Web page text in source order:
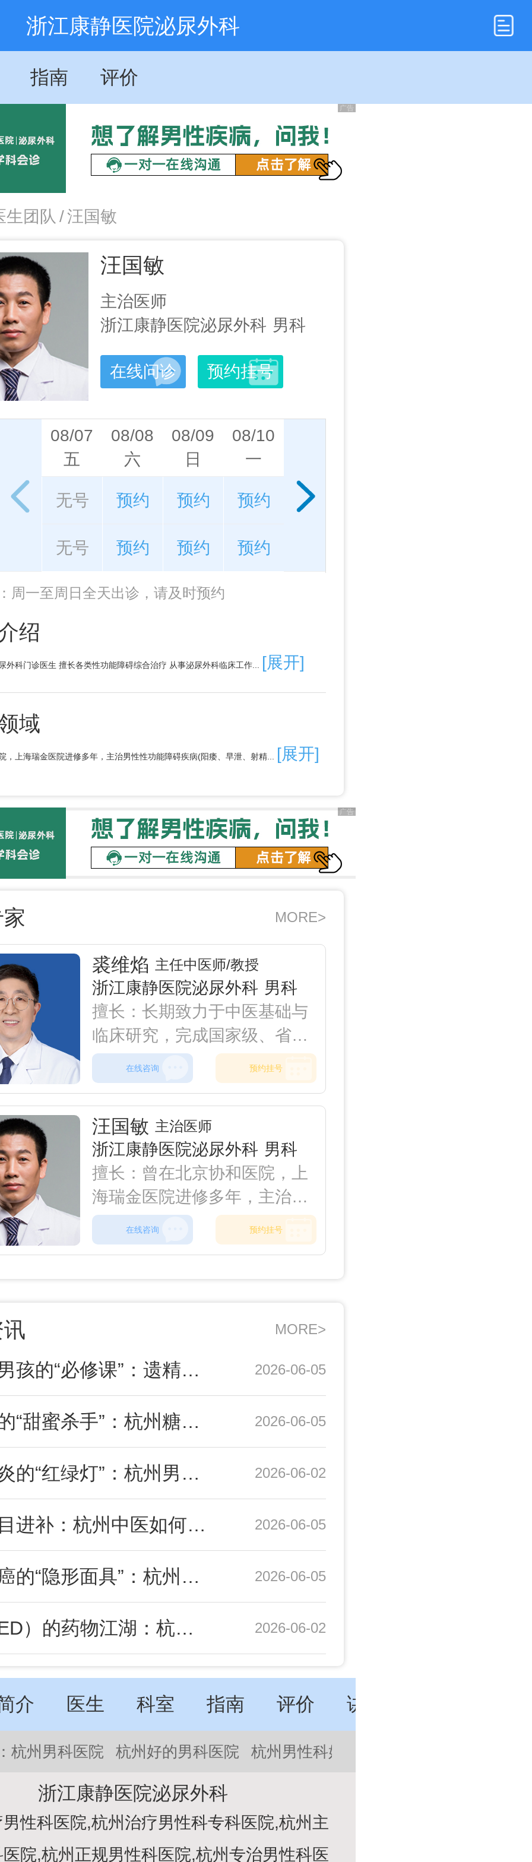
浙江康静医院泌尿外科
指南 评价
生团队 /汪国敏
汪国敏
主治医师
浙江康静医院泌尿外科 男科
在线问诊 预约挂号
08/07
五
无号
无号
08/08
六
预约
预约
08/09
日
预约
预约
08/10
一
预约
预约
预约
周一至周日全天出诊，请及时预约
绍
外科门诊医生 擅长各类性功能障碍综合治疗 从事泌尿外科临床工作... [展开]
域
，上海瑞金医院进修多年，主治男性性功能障碍疾病(阳痿、早泄、射精... [展开]
MORE>
裘维焰 主任中医师/教授
浙江康静医院泌尿外科 男科
擅长：长期致力于中医基础与
临床研究，完成国家级、省部
级科研课题18项，荣获国家级
科技进步奖1项，在国家和省
级学术刊物上发表学术论文30
余篇。专注于健康管理及中
医"治未病"理念，擅长体质辨
识与辨证施养。如男性性欲低
下、阳痿、早泄、前列腺疾
病、更年期综合征，糖尿病和
老年引起的阳痿问题，肾虚、
在线咨询 预约挂号
汪国敏 主治医师
浙江康静医院泌尿外科 男科
擅长：曾在北京协和医院，上
海瑞金医院进修多年，主治男
性性功能障碍疾病(阳痿、早
泄、射精功能障碍、男性生殖
索静脉曲张、假体植入)以及男
性复杂性性功能障碍等手术。
腺增生及男性泌尿系统疑难疾
病的诊疗。
在线咨询 预约挂号
MORE>
青春期男孩的“必修课”：遗精后不换内裤竟成前列腺炎诱因？ 2026-06-05
被忽视的“甜蜜杀手”：杭州糖尿病患者为何频发勃起功能障碍？ 2026-06-05
前列腺炎的“红绿灯”：杭州男性如何辨别急慢性与就诊时机 2026-06-02
告别盲目进补：杭州中医如何辨证破解慢性前列腺炎难题？ 2026-06-05
前列腺癌的“隐形面具”：杭州专家呼吁中年男性重视PSA筛查 2026-06-05
阳痿（ED）的药物江湖：杭州患者如何选择适合自己的“神药”？ 2026-06-02
介 医生 科室 指南 评价 讲座
杭州男科医院 杭州好的男科医院 杭州男性科好的医院
浙江康静医院泌尿外科
性科医院,杭州治疗男性科专科医院,杭州主
院,杭州正规男性科医院,杭州专治男性科医